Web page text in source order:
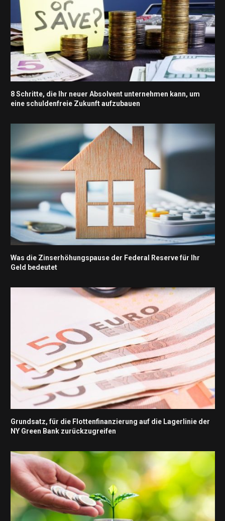
8 Schritte, die Ihr neuer Absolvent unternehmen kann, um
eine schuldenfreie Zukunft aufzubauen
Was die Zinserhöhungspause der Federal Reserve für Ihr
Geld bedeutet
Grundsatz, für die Flottenfinanzierung auf die Lagerlinie der
NY Green Bank zurückzugreifen